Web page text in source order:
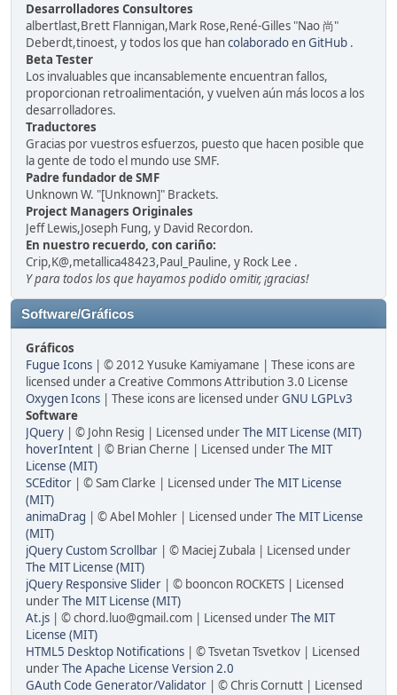
Desarrolladores Consultores
albertlast,Brett Flannigan,Mark Rose,René-Gilles "Nao 尚"
Deberdt,tinoest, y todos los que hancolaborado en GitHub .
Beta Tester
Los invaluables que incansablemente encuentran fallos,
proporcionan retroalimentación, y vuelven aún más locos a los
desarrolladores.
Traductores
Gracias por vuestros esfuerzos, puesto que hacen posible que
la gente de todo el mundo use SMF.
Padre fundador de SMF
Unknown W. "[Unknown]" Brackets.
Project Managers Originales
Jeff Lewis,Joseph Fung, y David Recordon.
En nuestro recuerdo, con cariño:
Crip,K@,metallica48423,Paul_Pauline, y Rock Lee .
Y para todos los que hayamos podido omitir, ¡gracias!
Software/Gráficos
Gráficos
Fugue Icons | © 2012 Yusuke Kamiyamane | These icons are
licensed under a Creative Commons Attribution 3.0 License
Oxygen Icons | These icons are licensed underGNU LGPLv3
Software
JQuery | © John Resig | Licensed underThe MIT License (MIT)
hoverIntent | © Brian Cherne | Licensed underThe MIT
License (MIT)
SCEditor | © Sam Clarke | Licensed underThe MIT License
(MIT)
animaDrag | © Abel Mohler | Licensed underThe MIT License
(MIT)
jQuery Custom Scrollbar | © Maciej Zubala | Licensed under
The MIT License (MIT)
jQuery Responsive Slider | © booncon ROCKETS | Licensed
underThe MIT License (MIT)
At.js | © chord.luo@gmail.com | Licensed underThe MIT
License (MIT)
HTML5 Desktop Notifications | © Tsvetan Tsvetkov | Licensed
underThe Apache License Version 2.0
GAuth Code Generator/Validator | © Chris Cornutt | Licensed